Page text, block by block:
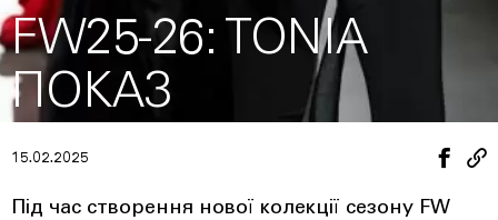
FW25-26: TONIA
ПОКАЗ
15.02.2025
Під час створення нової колекції сезону FW